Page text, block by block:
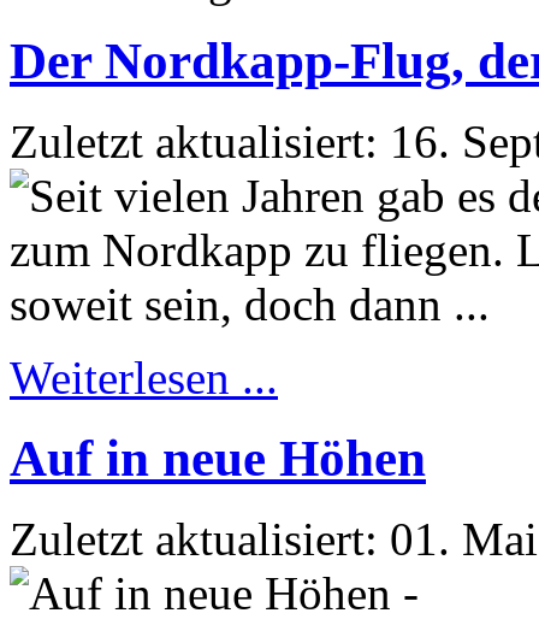
Der Nordkapp-Flug,
Zuletzt aktualisiert: 16.
Weiterlesen ...
Auf in neue Höhen
Zuletzt aktualisiert: 01.